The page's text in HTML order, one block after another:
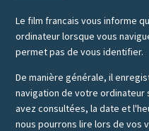
Le film francais vous informe
ordinateur lorsque vous
permet pas de vous identifier.
De manière générale, il
navigation de votre ordinateur
avez consultées, la date et
nous pourrons lire lors de vos